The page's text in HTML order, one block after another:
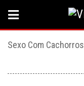
Sexo Com Cachorros